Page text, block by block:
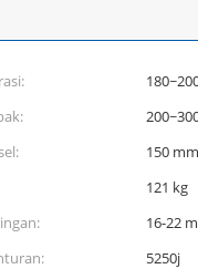
150 mm
121 kg
16-22 m
5250j